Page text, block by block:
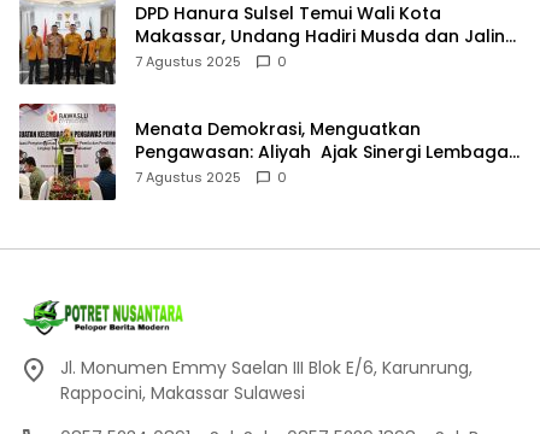
DPD Hanura Sulsel Temui Wali Kota
Makassar, Undang Hadiri Musda dan Jalin
Sinergi
7 Agustus 2025 0
Menata Demokrasi, Menguatkan
Pengawasan: Aliyah Ajak Sinergi Lembaga
Pengawas Pemilu
7 Agustus 2025 0
Jl. Monumen Emmy Saelan III Blok E/6, Karunrung,
Rappocini, Makassar Sulawesi